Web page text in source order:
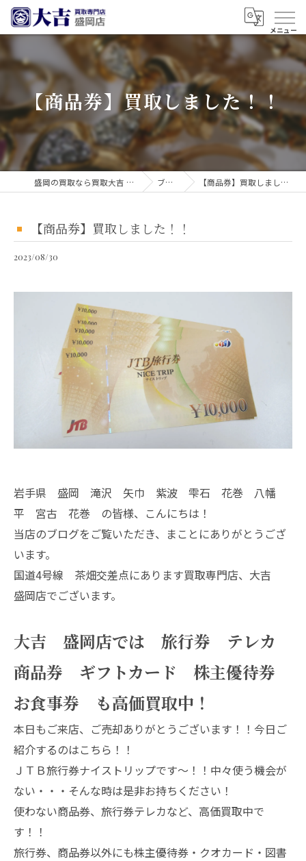
【商品券】買取しました！！
盛岡の買取なら買取大吉 盛岡店 ブログ 【商品券】買取しました！！
【商品券】買取しました！！
2023/08/30
岩手県 盛岡 滝沢 矢巾 紫波 雫石 花巻 八幡
平 宮古 花巻 の皆様、こんにちは！
当店のブログをご覧いただき、まことにありがとうござ
います。
国道4号線 茶畑交差点にあります買取専門店、大吉
盛岡店でございます。
大吉 盛岡店では 旅行券 テレカ
商品券 ギフトカード 株主優待券
お食事券 も高価買取中！
本日もご来店、ご売却ありがとうございます！！今日ご
紹介するのはこちら！！
ＪＴＢ旅行券ナイストリップです～！！中々使う機会が
ない・・・そんな時は是非お持ちください！
使わない商品券、旅行券テレカなど、高価買取中で
す！！
旅行券、商品券以外にも株主優待券・クオカード・図書